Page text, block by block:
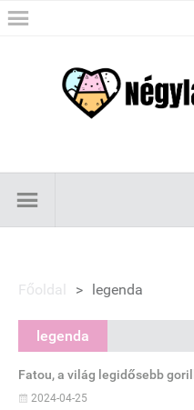
Főoldal > legenda
legenda
Fatou, a világ legidősebb
2024-04-25